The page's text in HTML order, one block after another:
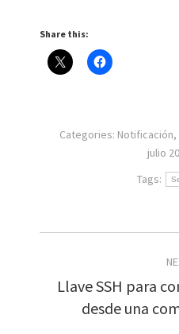
Share this:
Categories: Notificación,
julio
Tags:
navigation
Llave SSH para
desde una